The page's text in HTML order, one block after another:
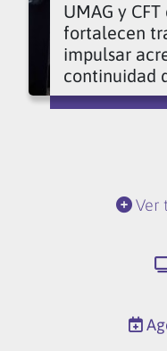
UMAG y
fortalecen
impulsar
continuidad
Ver